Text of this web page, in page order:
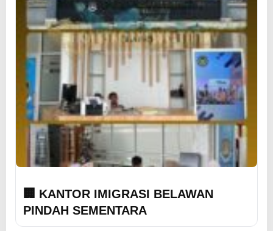
🏢 KANTOR IMIGRASI BELAWAN
PINDAH SEMENTARA